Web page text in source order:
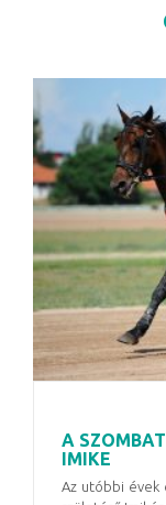
A
IMIKE
Az utóbbi évek